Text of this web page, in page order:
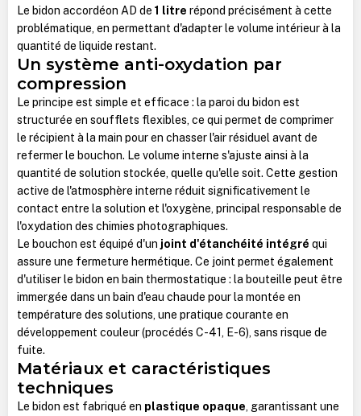
Le bidon accordéon AD de 1 litre répond précisément à cette
problématique, en permettant d'adapter le volume intérieur à la
quantité de liquide restant.
Un système anti-oxydation par
compression
Le principe est simple et efficace : la paroi du bidon est
structurée en soufflets flexibles, ce qui permet de comprimer
le récipient à la main pour en chasser l'air résiduel avant de
refermer le bouchon. Le volume interne s'ajuste ainsi à la
quantité de solution stockée, quelle qu'elle soit. Cette gestion
active de l'atmosphère interne réduit significativement le
contact entre la solution et l'oxygène, principal responsable de
l'oxydation des chimies photographiques.
Le bouchon est équipé d'un joint d'étanchéité intégré qui
assure une fermeture hermétique. Ce joint permet également
d'utiliser le bidon en bain thermostatique : la bouteille peut être
immergée dans un bain d'eau chaude pour la montée en
température des solutions, une pratique courante en
développement couleur (procédés C-41, E-6), sans risque de
fuite.
Matériaux et caractéristiques
techniques
Le bidon est fabriqué en plastique opaque, garantissant une